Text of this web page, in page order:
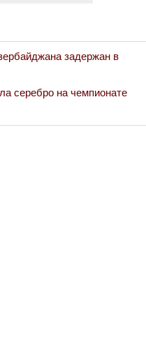
задержан в
серебро на чемпионате